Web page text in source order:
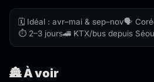
🗓️ Idéal : avr–mai & sep–nov🗣️
⏱️ 2–3 jours🚄 KTX/bus depuis
🏯 À voir